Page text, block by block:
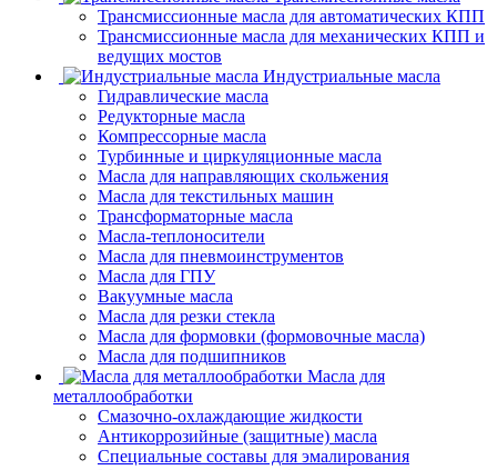
Трансмиссионные масла для автоматических КПП
Трансмиссионные масла для механических КПП и
ведущих мостов
Индустриальные масла
Гидравлические масла
Редукторные масла
Компрессорные масла
Турбинные и циркуляционные масла
Масла для направляющих скольжения
Масла для текстильных машин
Трансформаторные масла
Масла-теплоносители
Масла для пневмоинструментов
Масла для ГПУ
Вакуумные масла
Масла для резки стекла
Масла для формовки (формовочные масла)
Масла для подшипников
Масла для
металлообработки
Смазочно-охлаждающие жидкости
Антикоррозийные (защитные) масла
Специальные составы для эмалирования